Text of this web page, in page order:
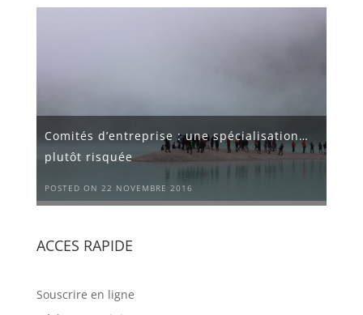
Comités d’entreprise : une spécialisation…
plutôt risquée
POSTED ON 22 NOVEMBRE 2016
ACCES RAPIDE
Souscrire en ligne